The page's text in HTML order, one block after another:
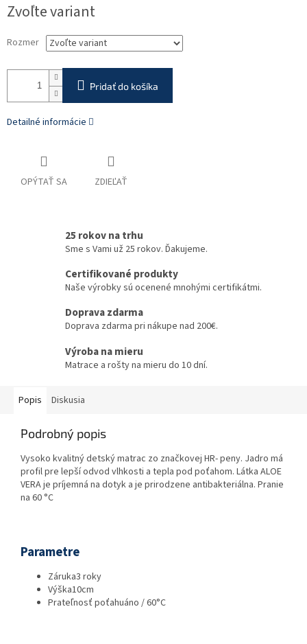
cena:
Zvoľte variant
Rozmer
Pridať do košíka
Detailné informácie
OPÝTAŤ SA ZDIEĽAŤ
25 rokov na trhu
Sme s Vami už 25 rokov. Ďakujeme.
Certifikované produkty
Naše výrobky sú ocenené mnohými certifikátmi.
Doprava zdarma
Doprava zdarma pri nákupe nad 200€.
Výroba na mieru
Matrace a rošty na mieru do 10 dní.
Popis Diskusia
Podrobný popis
Vysoko kvalitný detský matrac zo značkovej HR- peny. Jadro má
profil pre lepší odvod vlhkosti a tepla pod poťahom. Látka ALOE
VERA je príjemná na dotyk a je prirodzene antibakteriálna. Pranie
na 60 °C
Parametre
Záruka3 roky
Výška10cm
Prateľnosť poťahuáno / 60°C